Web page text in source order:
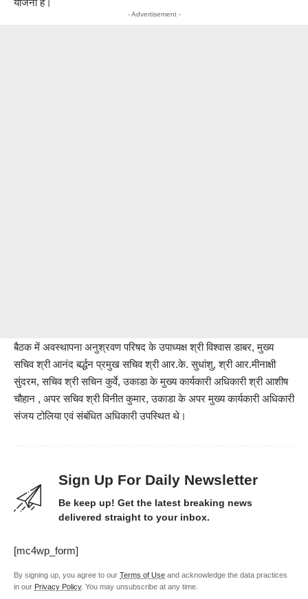
योजना है।
- Advertisement -
बैठक में अवस्थापना अनुश्रवण परिषद के उपाध्यक्ष श्री विश्वास डाबर, मुख्य
सचिव श्री आनंद बर्द्धन प्रमुख सचिव श्री आर.के. सुधांशु, श्री आर.मीनाक्षी
सुंदरम, सचिव श्री सचिन कुर्वे, उकाडा के मुख्य कार्यकारी अधिकारी श्री आशीष
चौहान , अपर सचिव श्री विनीत कुमार, उकाडा के अपर मुख्य कार्यकारी अधिकारी
संजय टोलिया एवं संबंधित अधिकारी उपस्थित थे।
Sign Up For Daily Newsletter
Be keep up! Get the latest breaking news
delivered straight to your inbox.
[mc4wp_form]
By signing up, you agree to our Terms of Use and acknowledge the data practices
in our Privacy Policy. You may unsubscribe at any time.